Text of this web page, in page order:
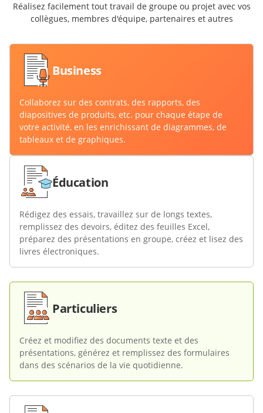
Réalisez facilement tout travail de groupe ou projet avec vos
collègues, membres d'équipe, partenaires et autres
Éducation
Rédigez des essais, travaillez sur de longs textes,
remplissez des devoirs, éditez des feuilles Excel,
préparez des présentations en groupe, créez et lisez des
livres électroniques.
Business
Collaborez sur des contrats, des rapports, des
diapositives de produits, etc. pour chaque étape de
votre activité, en les enrichissant de diagrammes, de
tableaux et de graphiques.
Particuliers
Créez et modifiez des documents texte et des
présentations, générez et remplissez des formulaires
dans des scénarios de la vie quotidienne.